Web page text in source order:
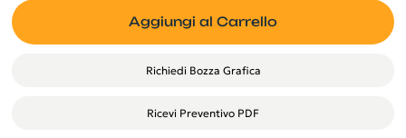
Aggiungi al Carrello
Richiedi Bozza Grafica
Ricevi Preventivo PDF